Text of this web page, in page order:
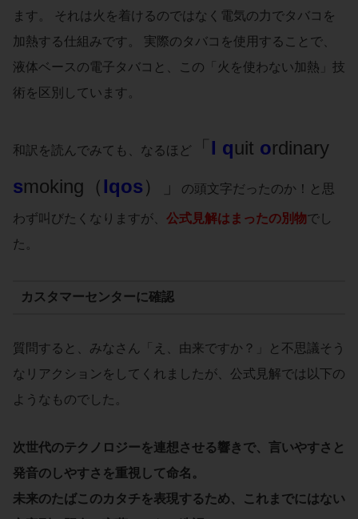
ます。 それは火を着けるのではなく電気の力でタバコを
加熱する仕組みです。 実際のタバコを使用することで、
液体ベースの電子タバコと、この「火を使わない加熱」技
術を区別しています。
和訳を読んでみても、なるほど 「 I quit ordinary
smoking（ Iqos）」 の頭文字だったのか！と思
わず叫びたくなりますが、 公式見解はまったの別物でし
た。
カスタマーセンターに確認
質問すると、みなさん「え、由来ですか？」と不思議そう
なリアクションをしてくれましたが、公式見解では以下の
ようなものでした。
次世代のテクノロジーを連想させる響きで、言いやすさと
発音のしやすさを重視して命名。
未来のたばこのカタチを表現するため、これまでにはない